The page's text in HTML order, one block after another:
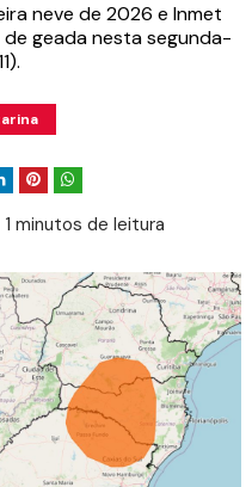
neve de 2026 e Inmet
geada nesta segunda-
minutos de leitura